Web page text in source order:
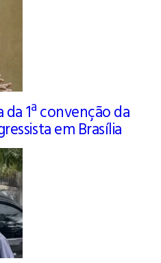
da 1ª convenção da
em Brasília